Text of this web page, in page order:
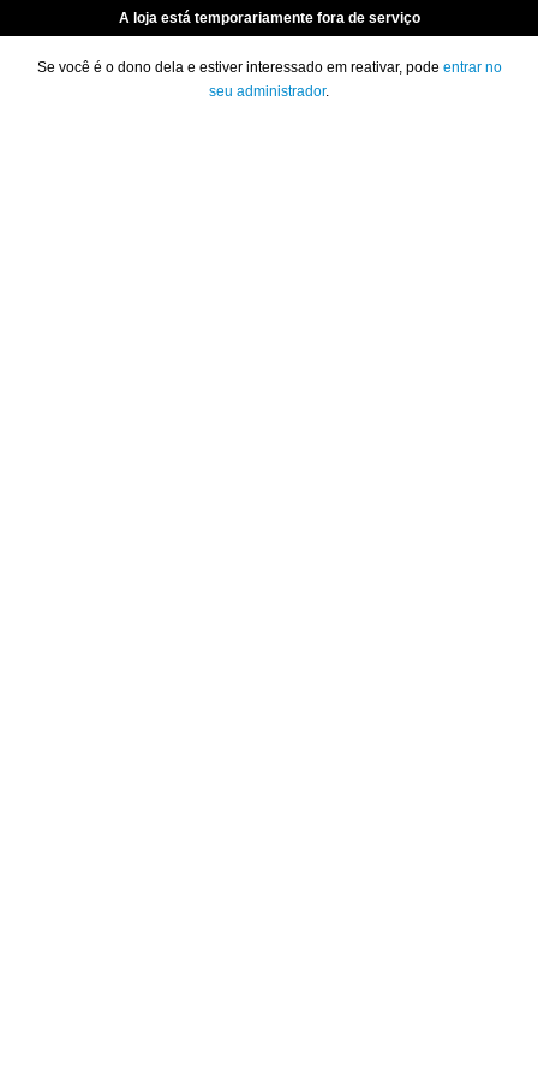
A loja está temporariamente fora de serviço
Se você é o dono dela e estiver interessado em reativar, pode entrar no
seu administrador.